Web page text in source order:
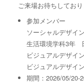
ご来場お待ちしており
参加メンバー
ソーシャルデザイ
生活環境学科3年
ビジュアルデザイ
ビジュアルデザイ
期間：2026/05/20-